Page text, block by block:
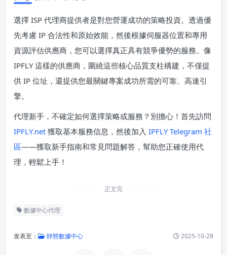
選擇 ISP 代理商提供者是對您營運成功的策略投資。透過優
先考慮 IP 合法性和原始效能，然後根據伺服器位置和專用
資源評估供應商，您可以選擇真正具有競爭優勢的服務。像
IPFLY 這樣的供應商，圍繞這些核心品質支柱構建，不僅提
供 IP 位址，還提供您最關鍵專案成功所需的可靠、高速引
擎。
代理新手，不確定如何選擇策略或服務？別擔心！首先訪問
IPFLY.net 獲取基本服務信息，然後加入 IPFLY Telegram 社
區——獲取新手指南和常見問題解答，幫助您正確使用代
理，輕鬆上手！
正文完
數據中心代理
发表至： 靜態數據中心 2025-10-28